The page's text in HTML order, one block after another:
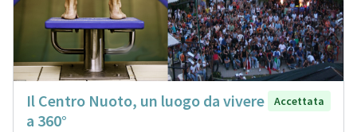
Il Centro Nuoto, un luogo da vivere
a 360°
Accettata